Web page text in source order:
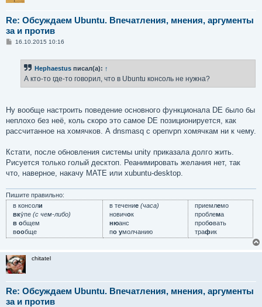
Re: Обсуждаем Ubuntu. Впечатления, мнения, аргументы
за и против
С16.10.2015 10:16
Hephaestus писал(а): ↑
А кто-то где-то говорил, что в Ubuntu консоль не нужна?
Ну вообще настроить поведение основного функционала DE было бы
неплохо без неё, коль скоро это самое DE позиционируется, как
рассчитанное на хомячков. А dnsmasq с openvpn хомячкам ни к чему.
Кстати, после обновления системы unity приказала долго жить.
Рисуется только голый десктоп. Реанимировать желания нет, так
что, наверное, накачу MATE или xubuntu-desktop.
Пишите правильно:
в консоли
вку́пе (с чем-либо)
в общем
вообще
в течение (часа)
новичок
нюанс
по умолчанию
приемлемо
проблема
пробовать
трафик
chitatel
Re: Обсуждаем Ubuntu. Впечатления, мнения, аргументы
за и против